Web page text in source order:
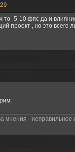
то -5-10 фпс да и
проект , но это всего
мнения - неправильное